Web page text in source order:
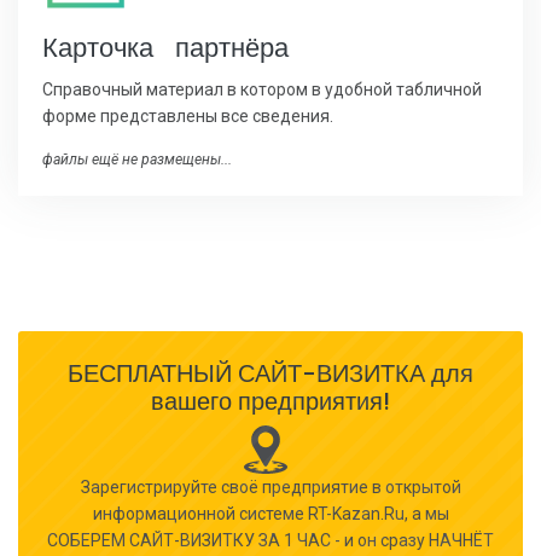
Карточка партнёра
Справочный материал в котором в удобной табличной
форме представлены все сведения.
файлы ещё не размещены...
БЕСПЛАТНЫЙ САЙТ-ВИЗИТКА для
вашего предприятия!
Зарегистрируйте своё предприятие в открытой
информационной системе RT-Kazan.Ru, а мы
СОБЕРЕМ САЙТ-ВИЗИТКУ ЗА 1 ЧАС - и он сразу НАЧНЁТ